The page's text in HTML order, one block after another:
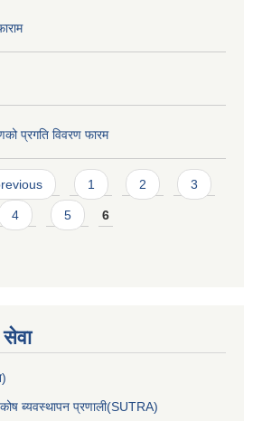
प्रगति विवरण फारम
1 2 3
4 5 6
ब्यवस्थापन प्रणाली(SUTRA)